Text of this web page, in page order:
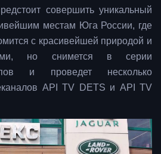
совершить уникальный
местам Юга России, где
с красивейшей природой и
но снимется в серии
и проведет несколько
API TV DETS и API TV